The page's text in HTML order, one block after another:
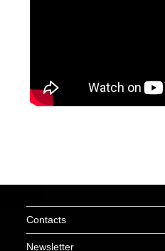
Contacts
Newsletter